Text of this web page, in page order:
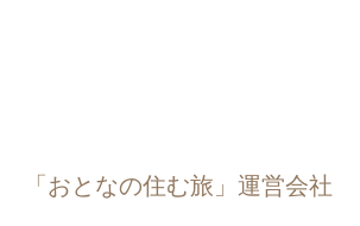
「おとなの住む旅」運営会社